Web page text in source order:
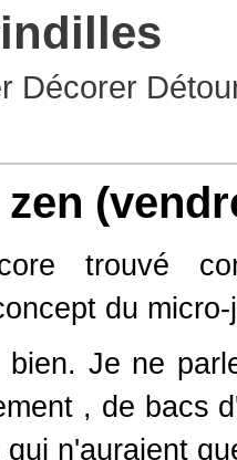
Décorer
trouvé
du
bien. Je ne
, de bacs
qui n'auraient